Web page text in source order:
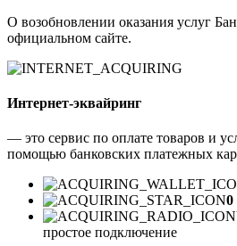
О возобновлении оказания услуг
официальном сайте.
Интернет-эквайринг
— это сервис по оплате товаров и
помощью банковских платежных
0
простое подключение